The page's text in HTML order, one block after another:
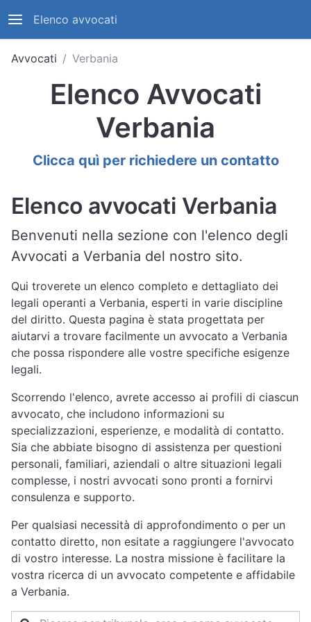
Elenco avvocati
Avvocati Verbania
Elenco Avvocati
Verbania
Clicca quì per richiedere un contatto
Elenco avvocati Verbania
Benvenuti nella sezione con l'elenco degli
Avvocati a Verbania del nostro sito.
Qui troverete un elenco completo e dettagliato dei
legali operanti a Verbania, esperti in varie discipline
del diritto. Questa pagina è stata progettata per
aiutarvi a trovare facilmente un avvocato a Verbania
che possa rispondere alle vostre specifiche esigenze
legali.
Scorrendo l'elenco, avrete accesso ai profili di ciascun
avvocato, che includono informazioni su
specializzazioni, esperienze, e modalità di contatto.
Sia che abbiate bisogno di assistenza per questioni
personali, familiari, aziendali o altre situazioni legali
complesse, i nostri avvocati sono pronti a fornirvi
consulenza e supporto.
Per qualsiasi necessità di approfondimento o per un
contatto diretto, non esitate a raggiungere l'avvocato
di vostro interesse. La nostra missione è facilitare la
vostra ricerca di un avvocato competente e affidabile
a Verbania.